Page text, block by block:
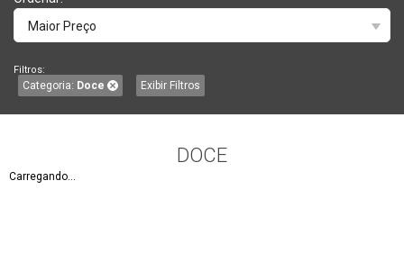
Maior Preço
Filtros:
Categoria: Doce Exibir Filtros
DOCE
Carregando...